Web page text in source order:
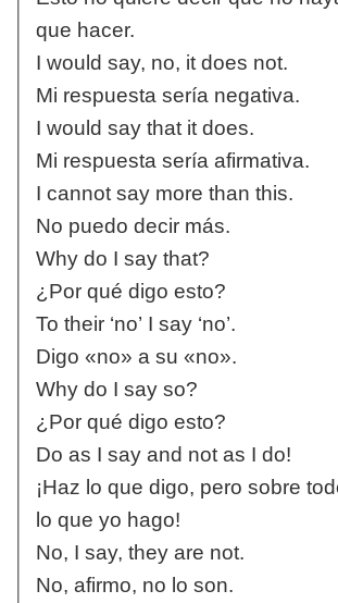
que hacer.
I would say, no, it does not.
Mi respuesta sería negativa.
I would say that it does.
Mi respuesta sería afirmativa.
I cannot say more than this.
No puedo decir más.
Why do I say that?
¿Por qué digo esto?
To their ‘no’ I say ‘no’.
Digo «no» a su «no».
Why do I say so?
¿Por qué digo esto?
Do as I say and not as I do!
¡Haz lo que digo, pero sobre
lo que yo hago!
No, I say, they are not.
No, afirmo, no lo son.